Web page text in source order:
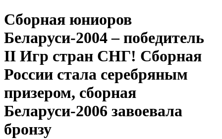
Сборная юниоров
Беларуси-2004 – победитель
II Игр стран СНГ! Сборная
России стала серебряным
призером, сборная
Беларуси-2006 завоевала
бронзу